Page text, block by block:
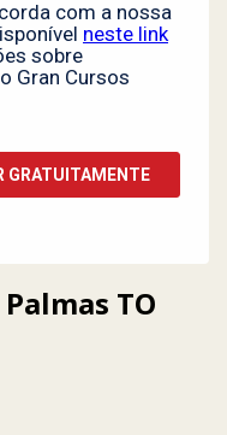
TO